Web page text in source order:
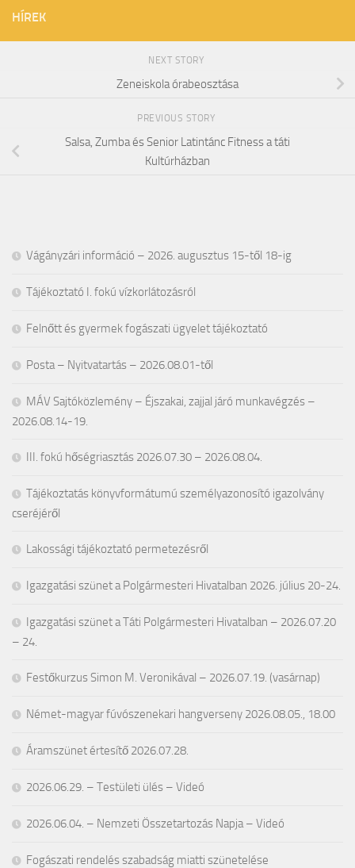
HÍREK
NEXT STORY
Zeneiskola órabeosztása
PREVIOUS STORY
Salsa, Zumba és Senior Latintánc Fitness a táti
Kultúrházban
Vágányzári információ – 2026. augusztus 15-től 18-ig
Tájékoztató I. fokú vízkorlátozásról
Felnőtt és gyermek fogászati ügyelet tájékoztató
Posta – Nyitvatartás – 2026.08.01-től
MÁV Sajtóközlemény – Éjszakai, zajjal járó munkavégzés –
2026.08.14-19.
III. fokú hőségriasztás 2026.07.30 – 2026.08.04.
Tájékoztatás könyvformátumú személyazonosító igazolvány
cseréjéről
Lakossági tájékoztató permetezésről
Igazgatási szünet a Polgármesteri Hivatalban 2026. július 20-24.
Igazgatási szünet a Táti Polgármesteri Hivatalban – 2026.07.20
– 24.
Festőkurzus Simon M. Veronikával – 2026.07.19. (vasárnap)
Német-magyar fúvószenekari hangverseny 2026.08.05., 18.00
Áramszünet értesítő 2026.07.28.
2026.06.29. – Testületi ülés – Videó
2026.06.04. – Nemzeti Összetartozás Napja – Videó
Fogászati rendelés szabadság miatti szünetelése